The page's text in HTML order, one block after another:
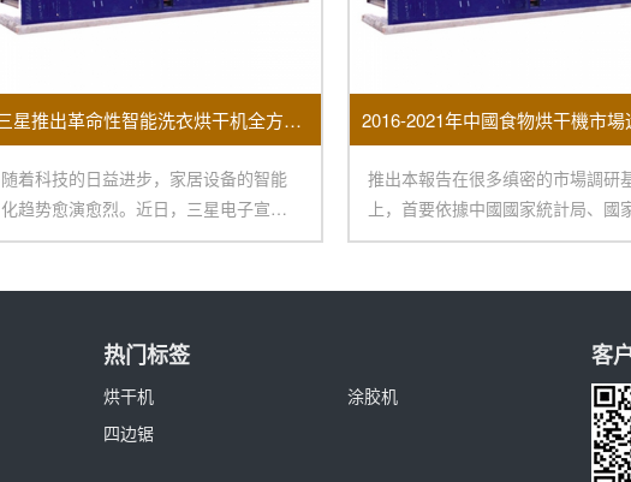
三星推出革命性智能洗衣烘干机全方面提升用户家居体验
随着科技的日益进步，家居设备的智能
化趋势愈演愈烈。近日，三星电子宣布
推出其最新智能洗衣
推出本報告在很多缜密的市場調研
上，首要依據中國國家統計局、國
關總署、相關行業協
热门标签
烘干机
涂胶机
四边锯
客